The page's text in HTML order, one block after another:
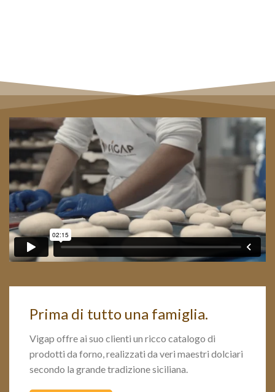
Prima di tutto una famiglia.
Vigap offre ai suo clienti un ricco catalogo di
prodotti da forno, realizzati da veri maestri dolciari
secondo la grande tradizione siciliana.